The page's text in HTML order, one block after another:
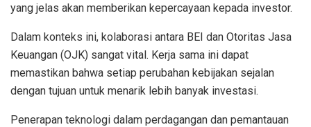
yang jelas akan memberikan kepercayaan kepada investor.
Dalam konteks ini, kolaborasi antara BEI dan Otoritas Jasa
Keuangan (OJK) sangat vital. Kerja sama ini dapat
memastikan bahwa setiap perubahan kebijakan sejalan
dengan tujuan untuk menarik lebih banyak investasi.
Penerapan teknologi dalam perdagangan dan pemantauan